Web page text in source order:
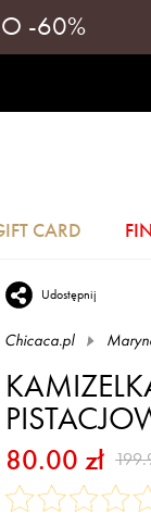
-60%
CARD
Udostępnij
Chicaca.pl
80.00 zł